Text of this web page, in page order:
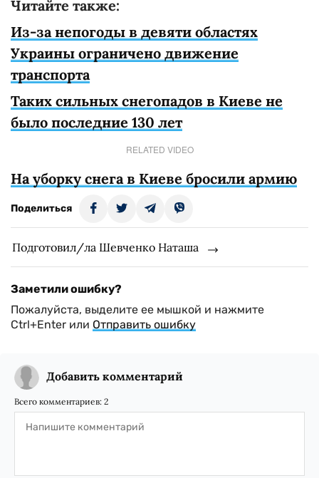
Читайте также:
Из-за непогоды в девяти областях
Украины ограничено движение
транспорта
Таких сильных снегопадов в Киеве не
было последние 130 лет
RELATED VIDEO
На уборку снега в Киеве бросили армию
Поделиться
Подготовил/ла Шевченко Наташа
Заметили ошибку?
Пожалуйста, выделите ее мышкой и нажмите
Ctrl+Enter или Отправить ошибку
Добавить комментарий
Всего комментариев: 2